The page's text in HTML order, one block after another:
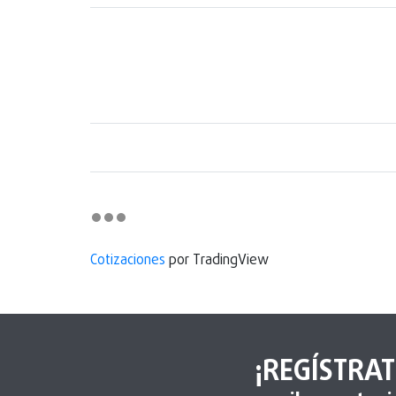
Cotizaciones por TradingView